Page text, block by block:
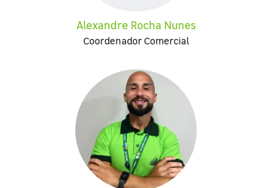
Alexandre Rocha Nunes
Coordenador Comercial